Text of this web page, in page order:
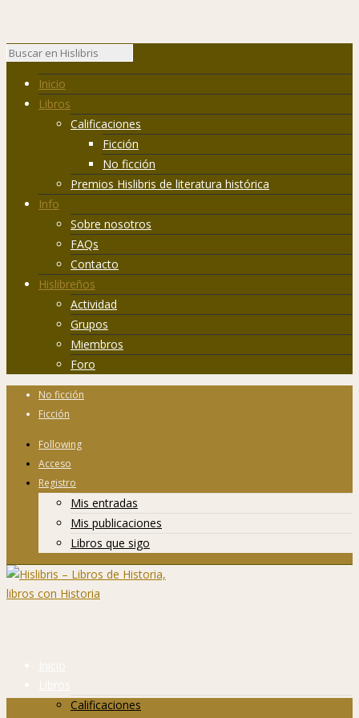
Inicio
Libros
Calificaciones
Ficción
No ficción
Premios Hislibris de literatura histórica
Info
Sobre nosotros
FAQs
Contacto
Hislibreños
Actividad
Grupos
Miembros
Foro
No ficción
Ficción
Following
Acceso
Registro
Mis entradas
Mis publicaciones
Libros que sigo
Inicio
Libros
Calificaciones